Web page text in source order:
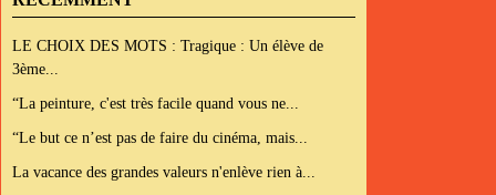
LE CHOIX DES MOTS : Tragique : Un élève de
3ème...
“La peinture, c'est très facile quand vous ne...
“Le but ce n’est pas de faire du cinéma, mais...
La vacance des grandes valeurs n'enlève rien à...